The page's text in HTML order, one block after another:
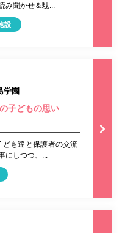
み聞かせ＆駄...
設
学園
子どもの思い
も達と保護者の交流
にしつつ、...